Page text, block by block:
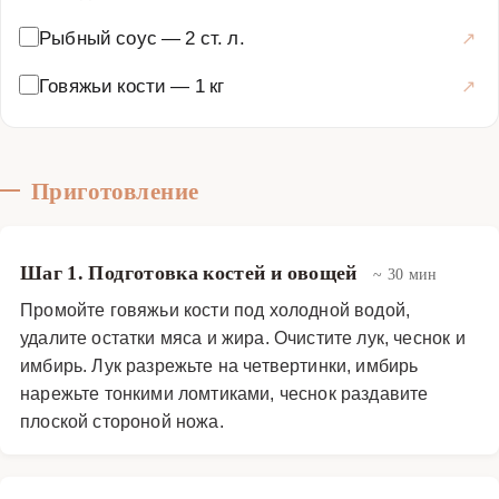
Рыбный соус — 2 ст. л.
Говяжьи кости — 1 кг
Приготовление
Шаг 1. Подготовка костей и овощей ~ 30 мин
Промойте говяжьи кости под холодной водой,
удалите остатки мяса и жира. Очистите лук, чеснок и
имбирь. Лук разрежьте на четвертинки, имбирь
нарежьте тонкими ломтиками, чеснок раздавите
плоской стороной ножа.